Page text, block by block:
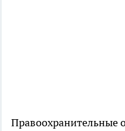
Правоохранительные